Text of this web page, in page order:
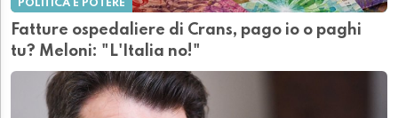
POLITICA E POTERE
Fatture ospedaliere di Crans, pago io o paghi
tu? Meloni: "L'Italia no!"